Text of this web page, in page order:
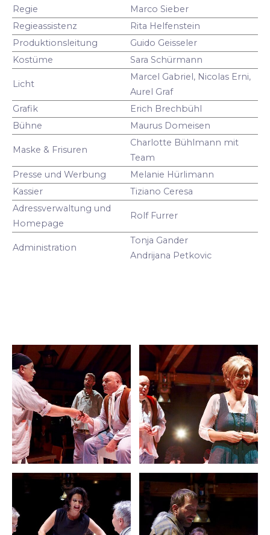
Regie
Marco Sieber
Regieassistenz
Rita Helfenstein
Produktionsleitung
Guido Geisseler
Kostüme
Sara Schürmann
Licht
Marcel Gabriel, Nicolas Erni,
Aurel Graf
Grafik
Erich Brechbühl
Bühne
Maurus Domeisen
Maske & Frisuren
Charlotte Bühlmann mit
Team
Presse und Werbung
Melanie Hürlimann
Kassier
Tiziano Ceresa
Adressverwaltung und
Homepage
Rolf Furrer
Administration
Tonja Gander
Andrijana Petkovic